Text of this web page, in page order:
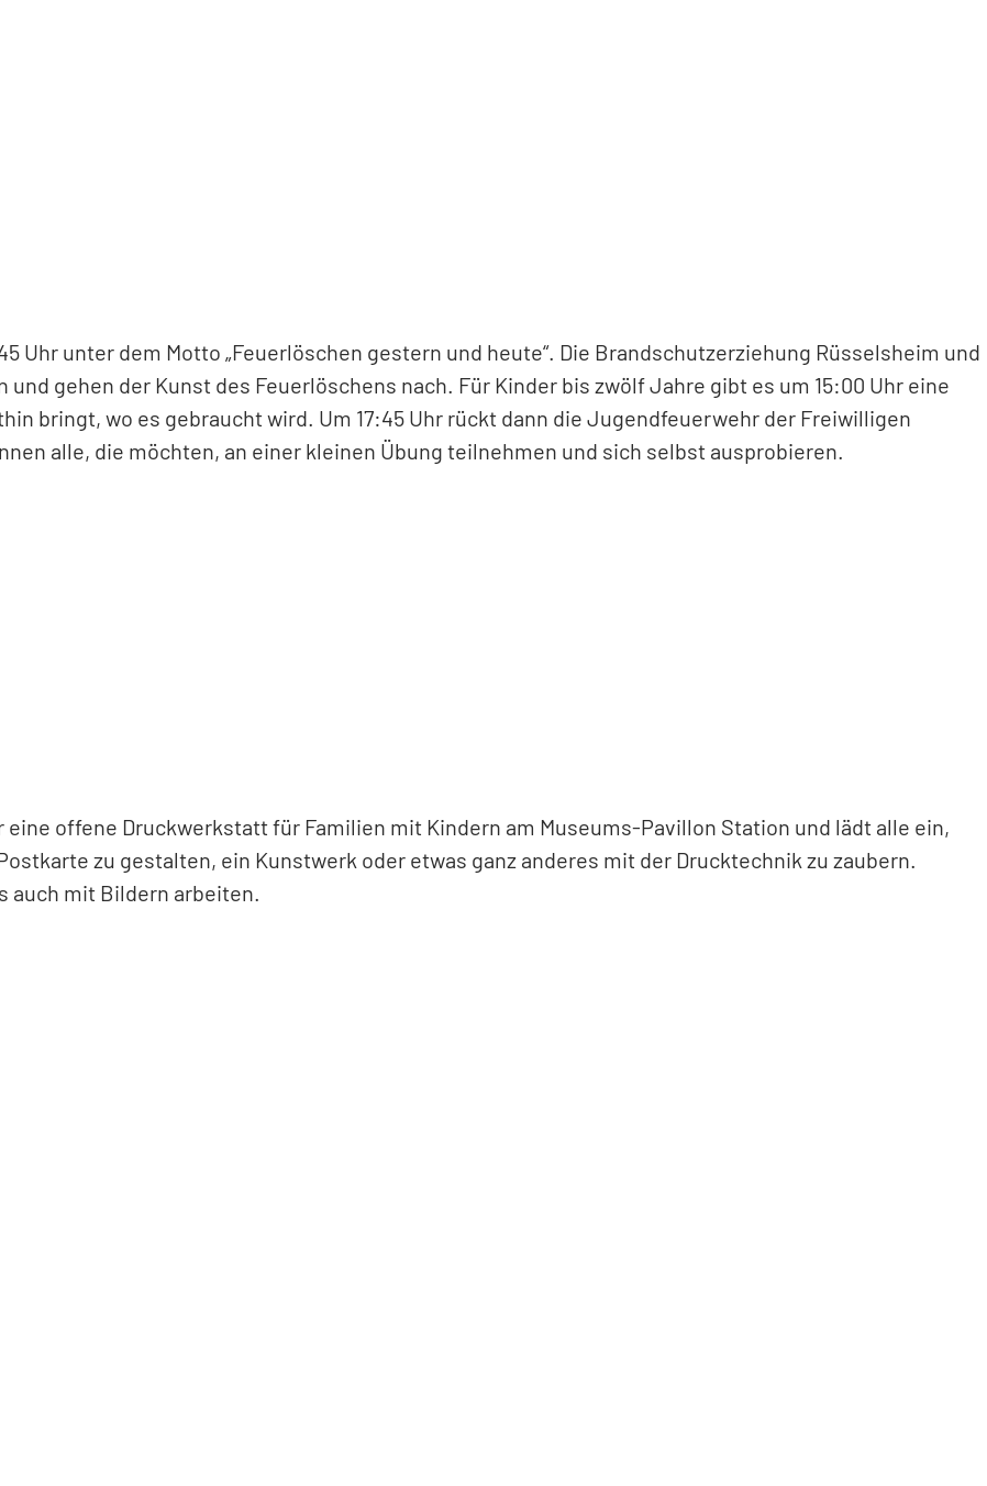
Uhr unter dem Motto „Feuerlöschen gestern und heute“. Die Brandschutzerziehung Rüsselsheim und
gehen der Kunst des Feuerlöschens nach. Für Kinder bis zwölf Jahre gibt es um 15:00 Uhr eine
bringt, wo es gebraucht wird. Um 17:45 Uhr rückt dann die Jugendfeuerwehr der Freiwilligen
alle, die möchten, an einer kleinen Übung teilnehmen und sich selbst ausprobieren.
eine offene Druckwerkstatt für Familien mit Kindern am Museums-Pavillon Station und lädt alle ein,
zu gestalten, ein Kunstwerk oder etwas ganz anderes mit der Drucktechnik zu zaubern.
auch mit Bildern arbeiten.